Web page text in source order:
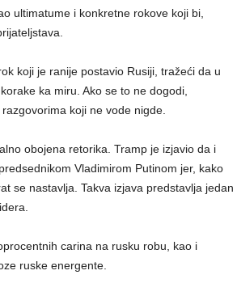
ultimatume i konkretne rokove koji bi,
koji je ranije postavio Rusiji, tražeći da u
ka miru. Ako se to ne dogodi,
koji ne vode nigde.
obojena retorika. Tramp je izjavio da i
Vladimirom Putinom jer, kako
se nastavlja. Takva izjava predstavlja jedan
carina na rusku robu, kao i
ruske energente.